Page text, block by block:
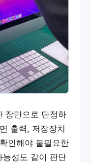
장만으로 단정하
출력, 저장장치
인해야 불필요한
능성도 같이 판단